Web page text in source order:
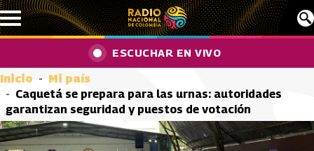
Pasar al contenido principal
ESCUCHAR EN VIVO
Inicio
Mi país
Caquetá se prepara para las urnas: autoridades
garantizan seguridad y puestos de votación